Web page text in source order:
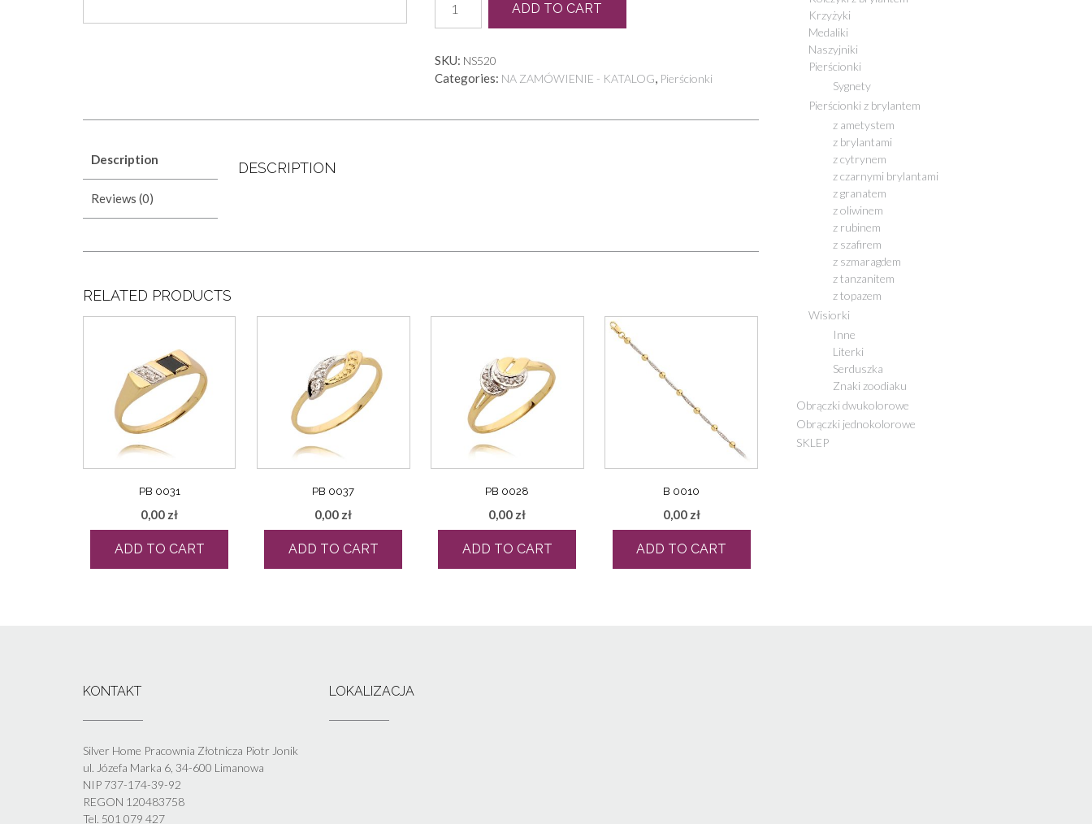
0001
quantity
ADD TO CART
SKU: NS520
Categories: NA ZAMÓWIENIE - KATALOG Pierścionki
Description
Reviews (0)
DESCRIPTION
RELATED PRODUCTS
PB 0031
0,00 zł
ADD TO CART
PB 0037
0,00 zł
ADD TO CART
PB 0028
0,00 zł
ADD TO CART
B 0010
0,00 zł
ADD TO CART
Krzyżyki
Medaliki
Naszyjniki
Pierścionki
Sygnety
Pierścionki z brylantem
z ametystem
z brylantami
z cytrynem
z czarnymi brylantami
z granatem
z oliwinem
z rubinem
z szafirem
z szmaragdem
z tanzanitem
z topazem
Wisiorki
Inne
Literki
Serduszka
Znaki zoodiaku
Obrączki dwukolorowe
Obrączki jednokolorowe
SKLEP
KONTAKT
Silver Home Pracownia Złotnicza Piotr Jonik
ul. Józefa Marka 6, 34-600 Limanowa
NIP 737-174-39-92
REGON 120483758
Tel. 501 079 427
LOKALIZACJA